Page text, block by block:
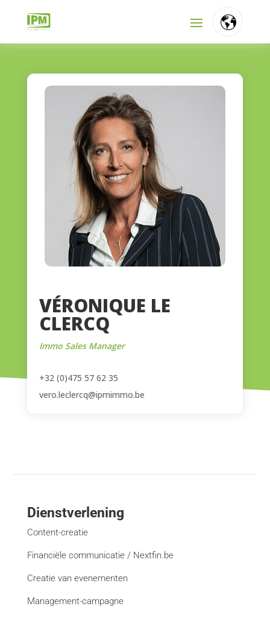
VÉRONIQUE LE
CLERCQ
Immo Sales Manager
+32 (0)475 57 62 35
vero.leclercq@ipmimmo.be
Dienstverlening
Content-creatie
Financiële communicatie / Nextfin.be
Creatie van evenementen
Management-campagne